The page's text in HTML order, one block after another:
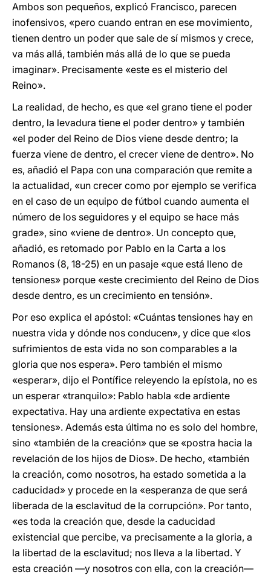
Ambos son pequeños, explicó Francisco, parecen
inofensivos, «pero cuando entran en ese movimiento,
tienen dentro un poder que sale de sí mismos y crece,
va más allá, también más allá de lo que se pueda
imaginar». Precisamente «este es el misterio del
Reino».
La realidad, de hecho, es que «el grano tiene el poder
dentro, la levadura tiene el poder dentro» y también
«el poder del Reino de Dios viene desde dentro; la
fuerza viene de dentro, el crecer viene de dentro». No
es, añadió el Papa con una comparación que remite a
la actualidad, «un crecer como por ejemplo se verifica
en el caso de un equipo de fútbol cuando aumenta el
número de los seguidores y el equipo se hace más
grade», sino «viene de dentro». Un concepto que,
añadió, es retomado por Pablo en la Carta a los
Romanos (8, 18-25) en un pasaje «que está lleno de
tensiones» porque «este crecimiento del Reino de Dios
desde dentro, es un crecimiento en tensión».
Por eso explica el apóstol: «Cuántas tensiones hay en
nuestra vida y dónde nos conducen», y dice que «los
sufrimientos de esta vida no son comparables a la
gloria que nos espera». Pero también el mismo
«esperar», dijo el Pontífice releyendo la epístola, no es
un esperar «tranquilo»: Pablo habla «de ardiente
expectativa. Hay una ardiente expectativa en estas
tensiones». Además esta última no es solo del hombre,
sino «también de la creación» que se «postra hacia la
revelación de los hijos de Dios». De hecho, «también
la creación, como nosotros, ha estado sometida a la
caducidad» y procede en la «esperanza de que será
liberada de la esclavitud de la corrupción». Por tanto,
«es toda la creación que, desde la caducidad
existencial que percibe, va precisamente a la gloria, a
la libertad de la esclavitud; nos lleva a la libertad. Y
esta creación —y nosotros con ella, con la creación—